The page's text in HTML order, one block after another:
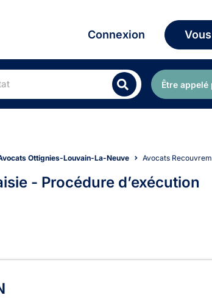
Connexion
Être
Ottignies-Louvain-La-Neuve Avocats
- Procédure d’exécution
- Saisie -